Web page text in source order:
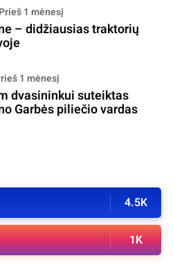
Prieš 1 mėnesį
– didžiausias traktorių
1 mėnesį
dvasininkui suteiktas
Garbės piliečio vardas
4.5K
1K